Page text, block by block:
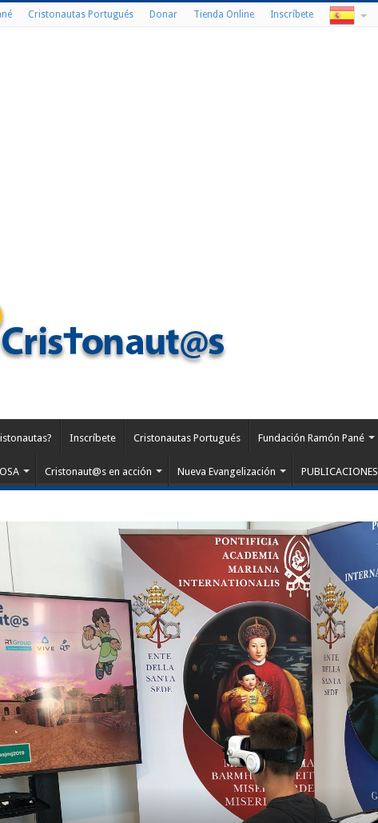
Cristonautas Portugués Donar Tienda Online Inscríbete
Inscríbete Cristonautas Portugués Fundación Ramón Pané
Cristonaut@s en acción Nueva Evangelización PUBLICACIONES